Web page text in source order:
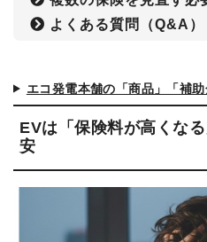
よくある質問（Q&A）
エコ発電本舗の「商品」「補
EVは「保険料が高くな
安